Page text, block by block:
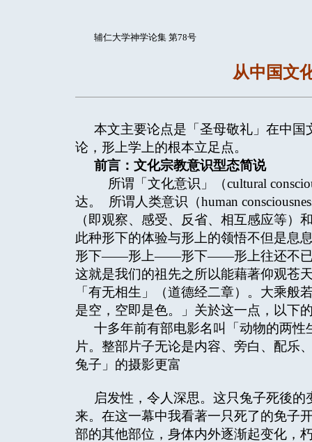
辅仁大学神学论集 第78号
从中国文
本文主要论点是「圣母敬礼」在中
论，形上学上的根本立足点。
前言：文化宗教意识型态简说
所谓「文化意识」（cultural
达。 所谓人类意识（human
（即观察、感受、反省、相互感应等
此种形下的体验与形上的领悟不但是息
形下——形上——形下——形上往还不已
这就是我们的祖先之所以能藉著仰观苍
「有无相生」（道德经二章）。大乘
是空，空即是色。」关於这一点，以下
十多年前有部电影名叫「动物的两
片。整部片子无论是内容、旁白、配乐
兔子」的摄影更富
启发性，令人深思。这只兔子死後
来。在这一幕中我看著一只死了的免子
部的其他部位，身体内外逐渐起变化，